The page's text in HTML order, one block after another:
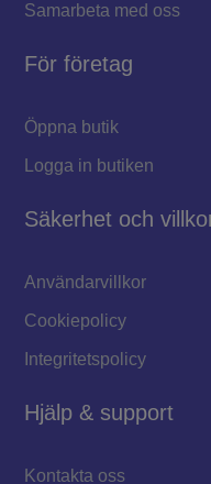
Samarbeta med oss
För företag
Öppna butik
Logga in butiken
Säkerhet och
Användarvillkor
Cookiepolicy
Integritetspolicy
Hjälp & support
Kontakta oss